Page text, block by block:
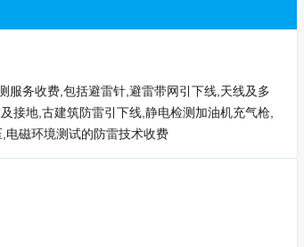
服务收费,包括避雷针,避雷带网引下线,天线及多
接地,古建筑防雷引下线,静电检测加油机充气枪,
电磁环境测试的防雷技术收费